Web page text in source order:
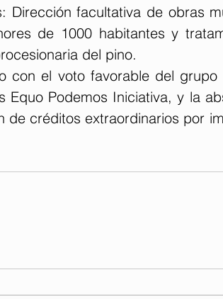
Dirección facultativa de obras
de 1000 habitantes y
del pino.
con el voto favorable del
Equo Podemos Iniciativa, y la
de créditos extraordinarios por